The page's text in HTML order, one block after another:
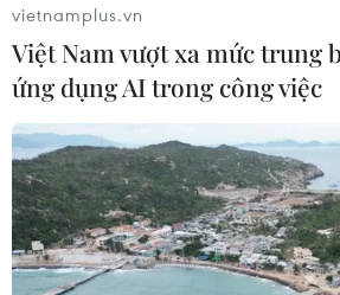
vietnamplus.vn
Việt Nam vượt xa mức trung
ứng dụng AI trong công việc